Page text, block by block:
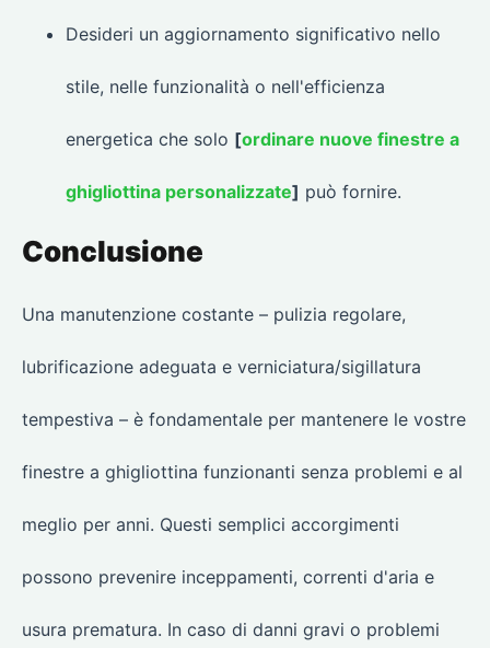
Desideri un aggiornamento significativo nello
stile, nelle funzionalità o nell'efficienza
energetica che solo [ordinare nuove finestre a
ghigliottina personalizzate] può fornire.
Conclusione
Una manutenzione costante – pulizia regolare,
lubrificazione adeguata e verniciatura/sigillatura
tempestiva – è fondamentale per mantenere le vostre
finestre a ghigliottina funzionanti senza problemi e al
meglio per anni. Questi semplici accorgimenti
possono prevenire inceppamenti, correnti d'aria e
usura prematura. In caso di danni gravi o problemi